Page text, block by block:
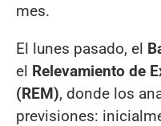
mes.
El lunes pasado, el
el Relevamiento de
(REM), donde los
previsiones: